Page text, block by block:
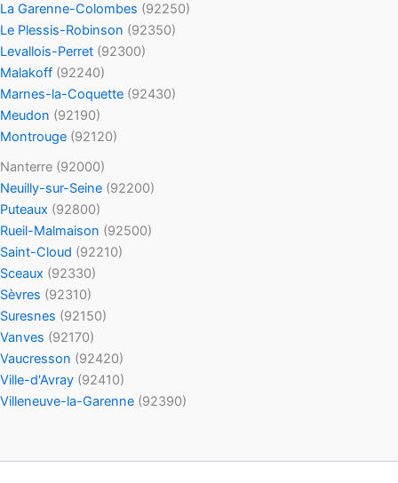
La Garenne-Colombes (92250)
Le Plessis-Robinson (92350)
Levallois-Perret (92300)
Malakoff (92240)
Marnes-la-Coquette (92430)
Meudon (92190)
Montrouge (92120)
Nanterre (92000)
Neuilly-sur-Seine (92200)
Puteaux (92800)
Rueil-Malmaison (92500)
Saint-Cloud (92210)
Sceaux (92330)
Sèvres (92310)
Suresnes (92150)
Vanves (92170)
Vaucresson (92420)
Ville-d'Avray (92410)
Villeneuve-la-Garenne (92390)